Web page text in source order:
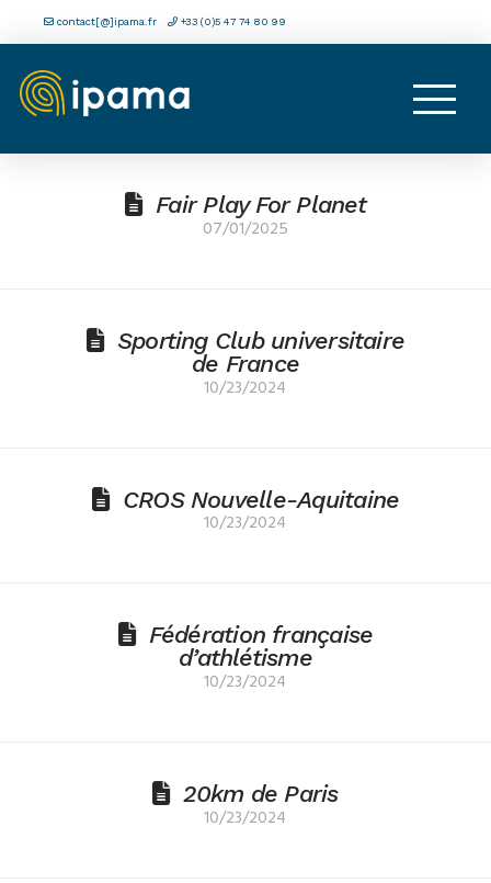
contact[@]ipama.fr +33 (0)5 47 74 80 99
Fair Play For Planet
07/01/2025
Sporting Club universitaire
de France
10/23/2024
CROS Nouvelle-Aquitaine
10/23/2024
Fédération française
d’athlétisme
10/23/2024
20km de Paris
10/23/2024